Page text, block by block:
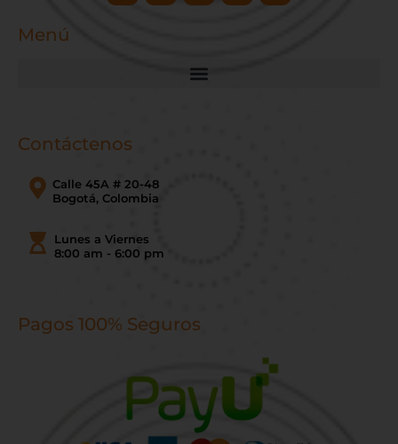
Menú
Contáctenos
Calle 45A # 20-48
Bogotá, Colombia
Lunes a Viernes
8:00 am - 6:00 pm
Pagos 100% Seguros